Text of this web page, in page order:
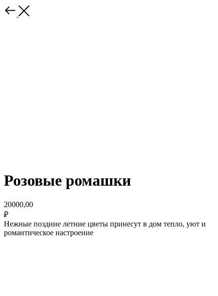
Розовые ромашки
20000,00
₽
Нежные поздние летние цветы принесут в дом тепло, уют и
романтическое настроение